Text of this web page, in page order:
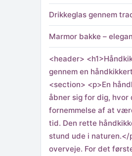
Drikkeglas gennem
Marmor bakke –
<header>
gennem en
<section> <p>En
åbner sig for dig, hvor
fornemmelse af at
tid. Den rette
stund ude i
overveje. For det